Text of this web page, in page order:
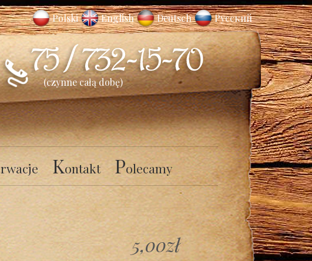
Polski English Deutsch Русский
(czynne całą dobę)
Kontakt Polecamy
5,00zł